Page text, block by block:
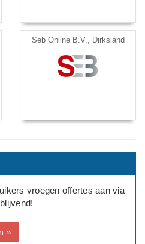
Seb Online B.V., Dirksland
vroegen offertes aan via
»